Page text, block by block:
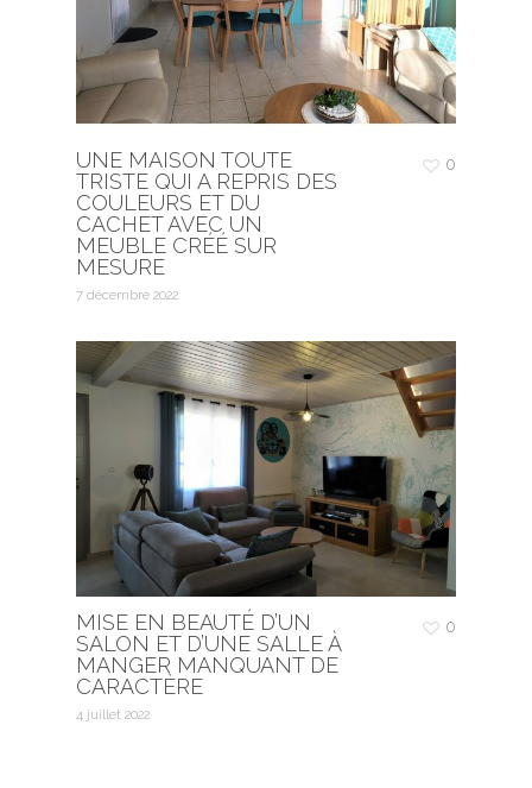
UNE MAISON TOUTE
TRISTE QUI A REPRIS DES
COULEURS ET DU
CACHET AVEC UN
MEUBLE CRÉÉ SUR
MESURE
7 décembre 2022
0
MISE EN BEAUTÉ D’UN
SALON ET D’UNE SALLE À
MANGER MANQUANT DE
CARACTÈRE
4 juillet 2022
0